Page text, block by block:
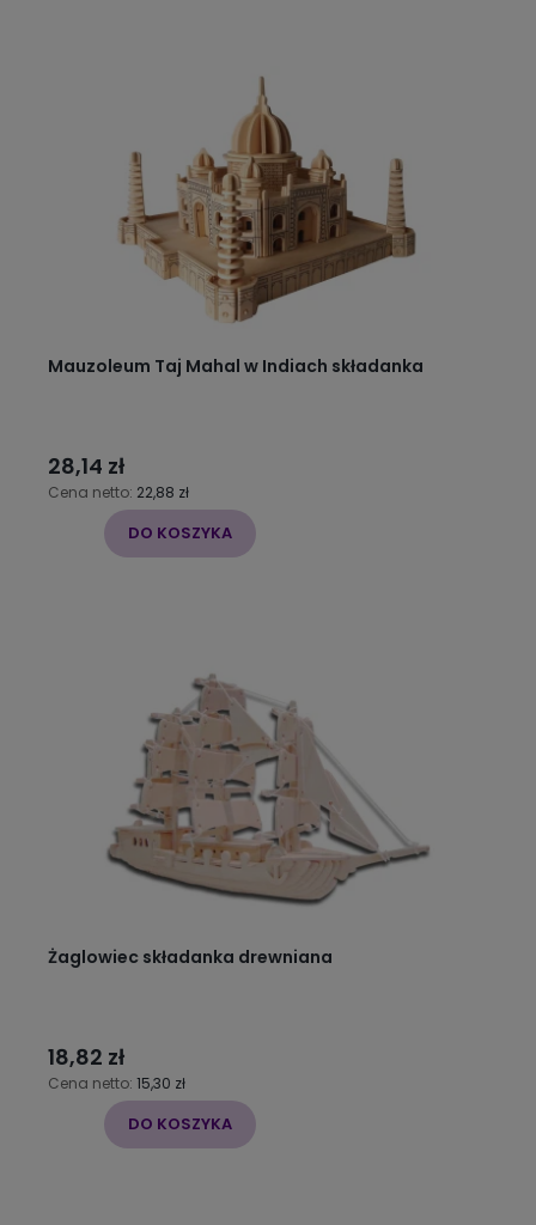
Mauzoleum Taj Mahal w Indiach składanka
28,14 zł
Cena netto: 22,88 zł
DO KOSZYKA
Żaglowiec składanka drewniana
18,82 zł
Cena netto: 15,30 zł
DO KOSZYKA